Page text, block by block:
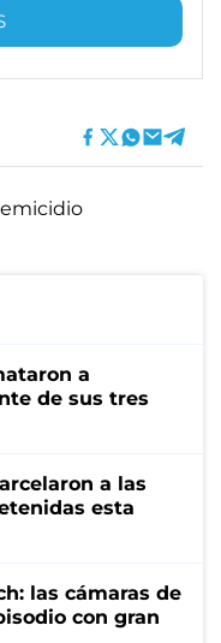
a
de sus tres
a las
esta
las cámaras de
con gran